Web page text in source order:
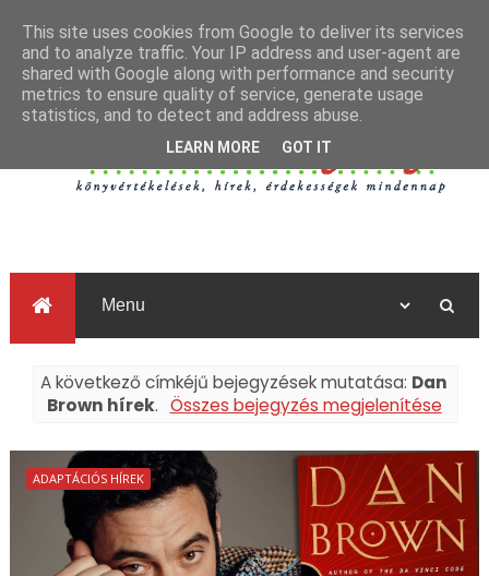
A következő címkéjű bejegyzések mutatása: Dan
Brown hírek. Összes bejegyzés megjelenítése
ADAPTÁCIÓS HÍREK
This site uses cookies from Google to deliver its services
and to analyze traffic. Your IP address and user-agent are
shared with Google along with performance and security
metrics to ensure quality of service, generate usage
statistics, and to detect and address abuse.
LEARN MORE GOT IT